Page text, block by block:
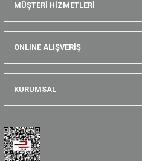
MÜŞTERİ HİZMETLERİ
ONLINE ALIŞVERİŞ
KURUMSAL